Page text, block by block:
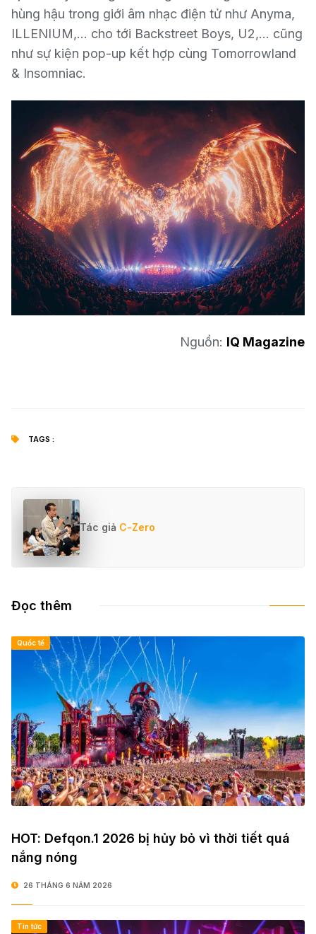
hùng hậu trong giới âm nhạc điện tử như Anyma,
ILLENIUM,… cho tới Backstreet Boys, U2,… cũng
như sự kiện pop-up kết hợp cùng Tomorrowland
& Insomniac.
Nguồn: IQ Magazine
TAGS :
Tác giả C-Zero
Đọc thêm
Quốc tế
HOT: Defqon.1 2026 bị hủy bỏ vì thời tiết quá
nắng nóng
26 THÁNG 6 NĂM 2026
Tin tức